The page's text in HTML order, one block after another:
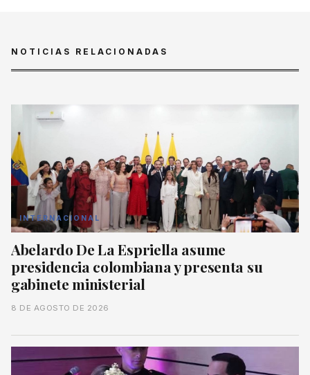
NOTICIAS RELACIONADAS
INTERNACIONAL
Abelardo De La Espriella asume
presidencia colombiana y presenta su
gabinete ministerial
8 DE AGOSTO DE 2026